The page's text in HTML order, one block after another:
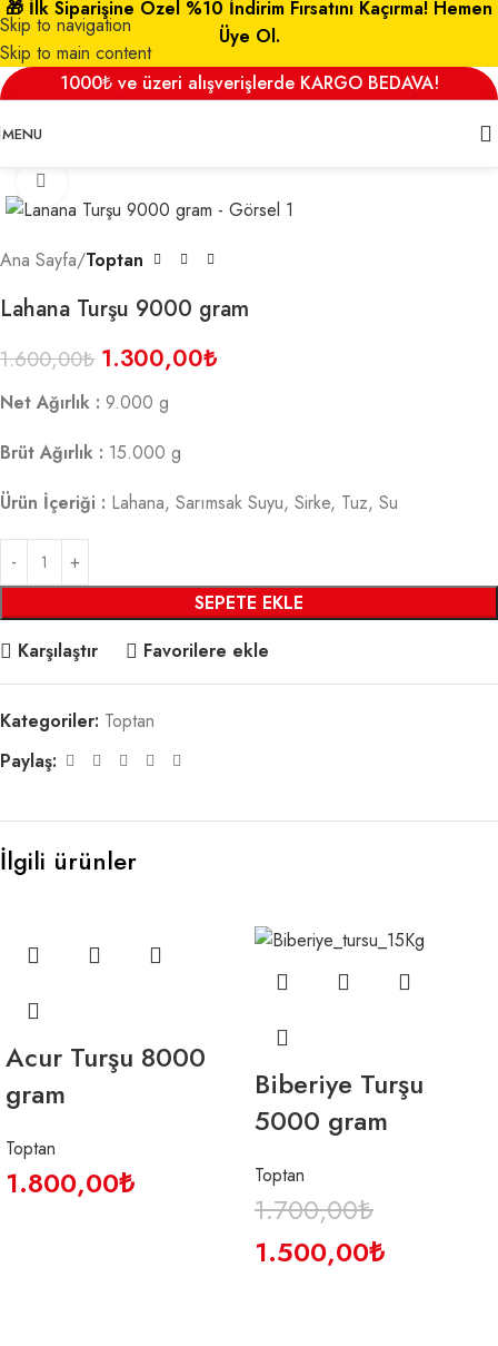
Skip to navigation
Skip to main content
🎁 İlk Siparişine Özel %10 İndirim Fırsatını Kaçırma! Hemen
Üye Ol.
1000₺ ve üzeri alışverişlerde KARGO BEDAVA!
MENU
Ana Sayfa Toptan
Lahana Turşu 9000 gram
1.600,00₺ 1.300,00₺
Net Ağırlık : 9.000 g
Brüt Ağırlık : 15.000 g
Ürün İçeriği : Lahana, Sarımsak Suyu, Sirke, Tuz, Su
SEPETE EKLE
Karşılaştır
Favorilere ekle
Kategoriler: Toptan
Paylaş:
İlgili ürünler
Acur Turşu 8000
gram
Toptan
1.800,00₺
Biberiye Turşu
5000 gram
Toptan
1.700,00₺
1.500,00₺